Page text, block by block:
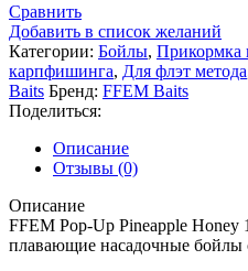
Сравнить
Добавить в список желаний
Категории: Бойлы, Прикормка
карпфишинга, Для флэт метода
Baits Бренд: FFEM Baits
Поделиться:
Описание
Отзывы (0)
Описание
FFEM Pop-Up Pineapple
плавающие насадочные бойлы